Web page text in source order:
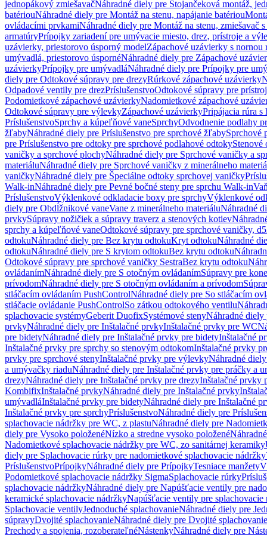
jednopákový zmiešavačNáhradné diely pre Stojančeková montáž,
batériouNáhradné diely pre Montáž na stenu, napájanie batériou
ovládacími prvkamiNáhradné diely pre Montáž na stenu, zmiešavač
armatúryPrípojky zariadení pre umývacie miesto, drez, prístroje a
uzávierky, priestorovo úsporný modelZápachové uzávierky s
umývadlá, priestorovo úspornéNáhradné diely pre Zápachové
uzávierkyPrípojky pre umývadláNáhradné diely pre Prípojky pre
diely pre Odtokové súpravy pre drezyRúrkové zápachové uzávierky
Odpadové ventily pre drezPríslušenstvoOdtokové súpravy pre
Podomietkové zápachové uzávierkyNadomietkové zápachové
Odtokové súpravy pre výlevkyZápachové uzávierkyPripájacia rúra s
PríslušenstvoSprchy a kúpeľňové vaneSprchyOdvodnenie podlahy
žľabyNáhradné diely pre Príslušenstvo pre sprchové žľabySprchové
pre Príslušenstvo pre odtoky pre sprchové podlahové odtokyStenové
vaničky a sprchové plochyNáhradné diely pre Sprchové vaničky a
materiáluNáhradné diely pre Sprchové vaničky z minerálneho
vaničkyNáhradné diely pre Špeciálne odtoky sprchovej vaničky
Walk-inNáhradné diely pre Pevné bočné steny pre sprchu Walk-in
PríslušenstvoVýklenkové odkladacie boxy pre sprchyVýklenkové
diely pre Obdĺžnikové vaneVane z minerálneho materiáluNáhradné
prvkySúpravy nožičiek a súpravy traverz a stenových kotiev
sprchy a kúpeľňové vaneOdtokové súpravy pre sprchové vaničky,
odtokuNáhradné diely pre Bez krytu odtokuKryt odtokuNáhradné
odtokuNáhradné diely pre S krytom odtokuBez krytu odtoku
Odtokové súpravy pre sprchové vaničky SestraBez krytu odtoku
ovládanímNáhradné diely pre S otočným ovládanímSúpravy pre
prívodomNáhradné diely pre S otočným ovládaním a prívodom
stláčacím ovládaním PushControlNáhradné diely pre So stláčacím
stláčacie ovládanie PushControlSo zátkou odtokového ventilu
splachovacie systémyGeberit DuofixSystémové stenyNáhradné diely
prvkyNáhradné diely pre Inštalačné prvkyInštalačné prvky pre WC
pre bidetyNáhradné diely pre Inštalačné prvky pre bidetyInštalačné
Inštalačné prvky pre sprchy so stenovým odtokomInštalačné prvky
prvky pre sprchové stenyInštalačné prvky pre výlevkyNáhradné
a umývačky riaduNáhradné diely pre Inštalačné prvky pre práčky a
drezyNáhradné diely pre Inštalačné prvky pre drezyInštalačné prvky
KombifixInštalačné prvkyNáhradné diely pre Inštalačné prvky
umývadláInštalačné prvky pre bidetyNáhradné diely pre Inštalačné
Inštalačné prvky pre sprchyPríslušenstvoNáhradné diely pre
splachovacie nádržky pre WC, z plastuNáhradné diely pre
diely pre Vysoko položenéNízko a stredne vysoko položené
Nadomietkové splachovacie nádržky pre WC, zo sanitárnej keramiky
diely pre Splachovacie rúrky pre nadomietkové splachovacie nádržky
PríslušenstvoPrípojkyNáhradné diely pre PrípojkyTesniace manžety
Podomietkové splachovacie nádržky SigmaSplachovacie rúrky
splachovacie nádržkyNáhradné diely pre Napúšťacie ventily pre
keramické splachovacie nádržkyNapúšťacie ventily pre
Splachovacie ventilyJednoduché splachovanieNáhradné diely pre
súpravyDvojité splachovanieNáhradné diely pre Dvojité splachovanie
Prechody a spojenia, rozoberateľnéNástenkyNáhradné diely pre